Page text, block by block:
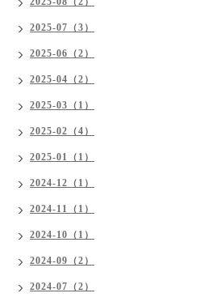
2025-07（3）
2025-06（2）
2025-04（2）
2025-03（1）
2025-02（4）
2025-01（1）
2024-12（1）
2024-11（1）
2024-10（1）
2024-09（2）
2024-07（2）